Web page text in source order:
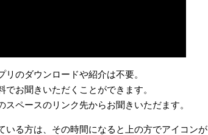
のダウンロードや紹介は不要。
お聞きいただくことができます。
ペースのリンク先からお聞きいただます。
る方は、その時間になると上の方でアイコンが